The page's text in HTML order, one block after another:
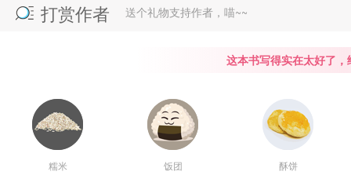
打赏作者 送个礼物支持作者，喵~~
这本书写得实在太好了
糯米 饭团 酥饼